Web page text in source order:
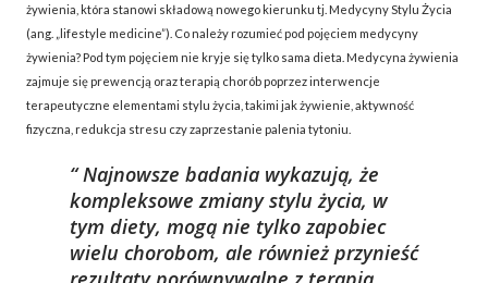
żywienia, która stanowi składową nowego kierunku tj. Medycyny Stylu Życia
(ang. „lifestyle medicine”). Co należy rozumieć pod pojęciem medycyny
żywienia? Pod tym pojęciem nie kryje się tylko sama dieta. Medycyna żywienia
zajmuje się prewencją oraz terapią chorób poprzez interwencje
terapeutyczne elementami stylu życia, takimi jak żywienie, aktywność
fizyczna, redukcja stresu czy zaprzestanie palenia tytoniu.
Najnowsze badania wykazują, że
kompleksowe zmiany stylu życia, w
tym diety, mogą nie tylko zapobiec
wielu chorobom, ale również przynieść